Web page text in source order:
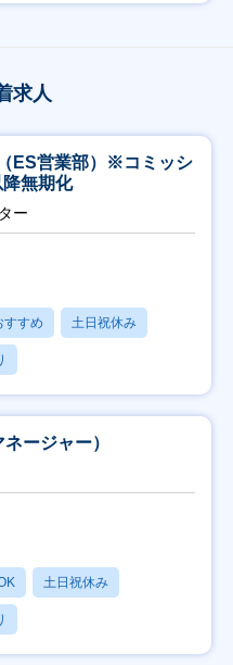
求人
ES営業部）※コミッシ
無期化
ー
すすめ 土日祝休み
ージャー）
土日祝休み